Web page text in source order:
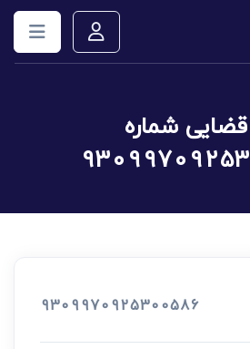
شماره
9309970925300586